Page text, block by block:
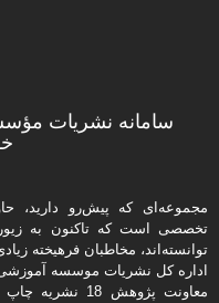
سامانه نشریات
مجموعه‌ای که پیش‌رو دارید،‌
تخصصی است که تاکنون به
توانسته‌اند، مخاطبان فرهیخته‌
اداره كل نشریات موسسه
معاونت پژوهش